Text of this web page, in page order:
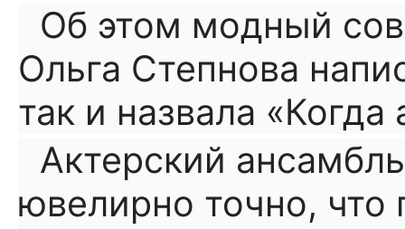
Об этом модный
Ольга Степнова
так и назвала
Актерский
ювелирно точно, что